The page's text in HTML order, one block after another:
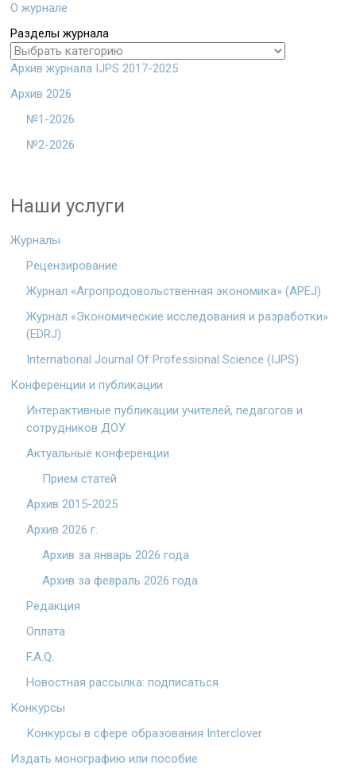
О журнале
Разделы журнала
Архив журнала IJPS 2017-2025
Архив 2026
№1-2026
№2-2026
Наши услуги
Журналы
Рецензирование
Журнал «Агропродовольственная экономика» (APEJ)
Журнал «Экономические исследования и разработки»
(EDRJ)
International Journal Of Professional Science (IJPS)
Конференции и публикации
Интерактивные публикации учителей, педагогов и
сотрудников ДОУ
Актуальные конференции
Прием статей
Архив 2015-2025
Архив 2026 г.
Архив за январь 2026 года
Архив за февраль 2026 года
Редакция
Оплата
F.A.Q.
Новостная рассылка: подписаться
Конкурсы
Конкурсы в сфере образования Interclover
Издать монографию или пособие